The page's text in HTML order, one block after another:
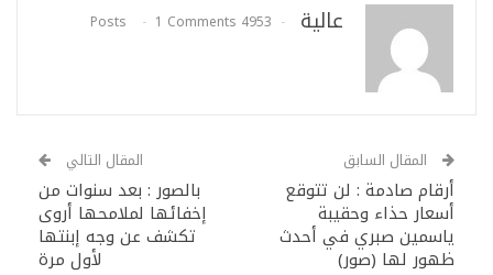
عالية 4953 Posts
1 Comments
المقال السابق
أرقام صادمة : لن تتوقع
أسعار حذاء وحقيبة
ياسمين صبري في أحدث
ظهور لها (صور)
المقال التالي
بالصور : بعد سنوات من
إخفائها لملامحها أروى
تكشف عن وجه إبنتها
لأول مرة